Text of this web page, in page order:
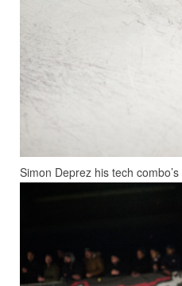
Simon Deprez his tech